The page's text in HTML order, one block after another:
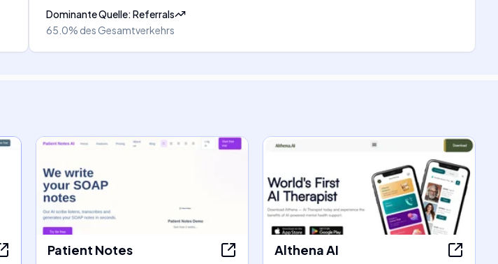
Dominante Quelle:Referrals
65.0% des Gesamtverkehrs
Patient Notes Althena AI